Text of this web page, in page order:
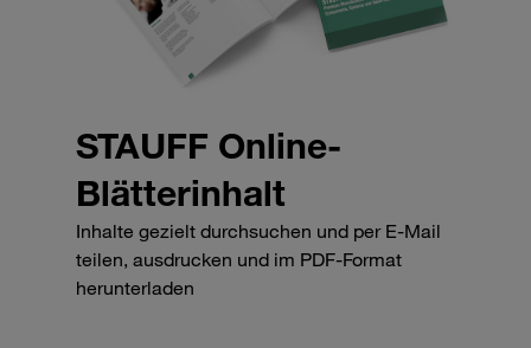
STAUFF Online-
Blätterinhalt
Inhalte gezielt durchsuchen und per E-Mail
teilen, ausdrucken und im PDF-Format
herunterladen